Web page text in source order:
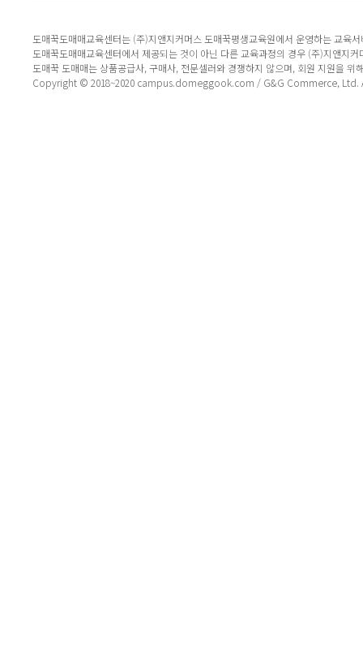
도매꾹도매매교육센터는 (주)지앤지커머스 도매꾹평생교육원에서 운영하는 교육
도매꾹도매매교육센터에서 제공되는 것이 아닌 다른 교육과정의 경우 (주)지앤지
도매꾹 도매매는 상품공급사, 구매사, 전문셀러와 경쟁하지 않으며, 회원 지원을 위
Copyright © 2018~2020 campus.domeggook.com / G&G Commerce, Ltd.